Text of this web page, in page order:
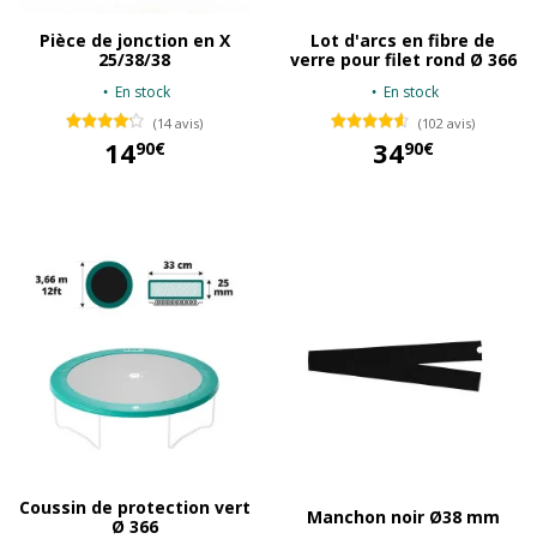
Pièce de jonction en X
25/38/38
En stock
(14 avis)
1490€
Lot d'arcs en fibre de
verre pour filet rond Ø 366
En stock
(102 avis)
3490€
Coussin de protection vert
Ø 366
Manchon noir Ø38 mm